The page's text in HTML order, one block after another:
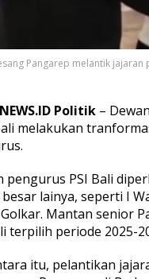
i
p
s
a
n
a
a
r
P
S
a
Pangarep melantik
Politik–
melakukan
pengurus PSI Bali
lainya, seperti I
Mantan senior
terpilih periode 2025-
itu, pelantikan